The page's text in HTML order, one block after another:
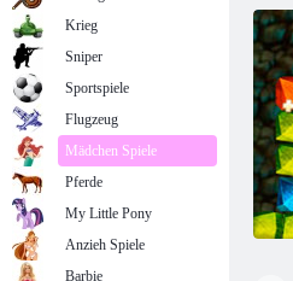
Krieg
Sniper
Sportspiele
Flugzeug
Mädchen Spiele
Pferde
My Little Pony
Anzieh Spiele
Barbie